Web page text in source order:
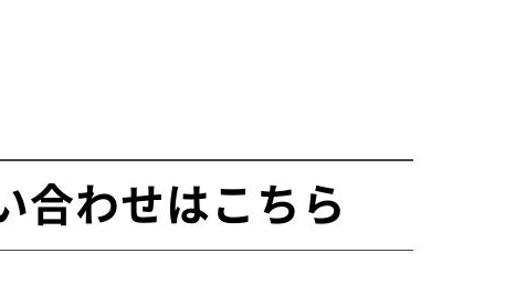
合わせはこちら